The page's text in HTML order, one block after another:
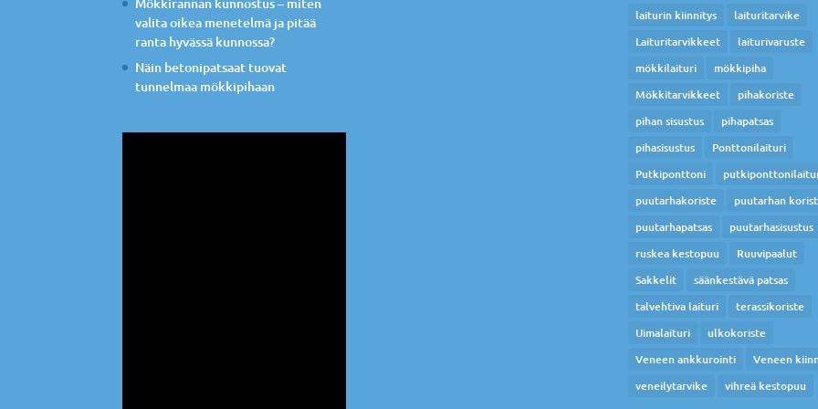
Mökkirannan kunnostus – miten
valita oikea menetelmä ja pitää
ranta hyvässä kunnossa?
Näin betonipatsaat tuovat
tunnelmaa mökkipihaan
laiturin kiinnitys
laituritarvike
Laituritarvikkeet
laiturivaruste
mökkilaituri
mökkipiha
Mökkitarvikkeet
pihakoriste
pihan sisustus
pihapatsas
pihasisustus
Ponttonilaituri
Putkiponttoni
puutarhakoriste
puutarhan
puutarhapatsas
puutarhasisustus
ruskea kestopuu
Ruuvipaalut
Sakkelit
säänkestävä patsas
talvehtiva laituri
terassikoriste
Uimalaituri
ulkokoriste
Veneen ankkurointi
Veneen
veneilytarvike
vihreä kestopuu